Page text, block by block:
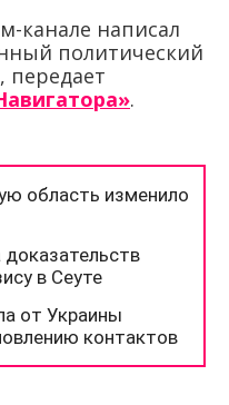
канале написал
политический
передает
.